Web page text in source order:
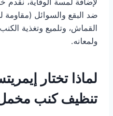
ضد البقع والسوائل (مقاومة
القماش، وتلميع وتغذية
ولمعانه.
لماذا تختار
تنظيف كنب